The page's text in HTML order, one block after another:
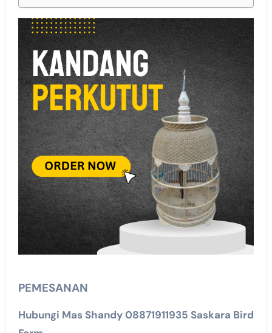
PEMESANAN
Hubungi Mas Shandy 08871911935 Saskara Bird